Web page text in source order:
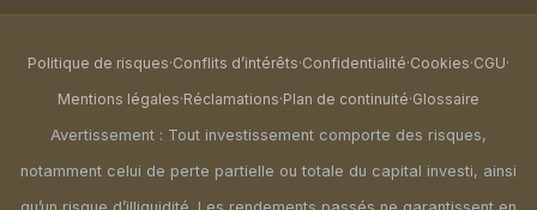
Politique de risques·Conflits d’intérêts·Confidentialité·Cookies·CGU·
Mentions légales·Réclamations·Plan de continuité·Glossaire
Avertissement : Tout investissement comporte des risques,
notamment celui de perte partielle ou totale du capital investi, ainsi